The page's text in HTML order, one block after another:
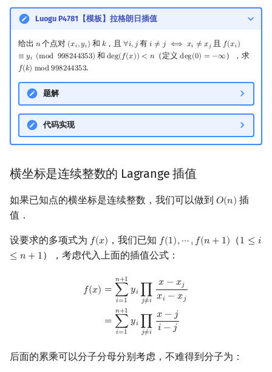
Luogu P4781【模板】拉格朗日插值
给出 𝑛
n个点对 (𝑥𝑖,𝑦𝑖)
(xi,yi) 和 𝑘
k，且∀𝑖,𝑗
∀i,j 有𝑖 ≠ 𝑗 ⟺ 𝑥𝑖 ≠ 𝑥𝑗
i ≠j⟺xi≠x j 且 𝑓(𝑥𝑖)
≡ 𝑦𝑖 (mod 998244353)
f(xi)≡
和deg(𝑓(𝑥)) < 𝑛
deg(f(x))< n （定义deg(0) = −∞
deg(0) =− ∞ ），求
𝑓(𝑘) mod998244353
f(k)mod998244353 .
题解
代码实现
横坐标是连续整数的 Lagrange 插值
如果已知点的横坐标是连续整数，我们可以做到 𝑂(𝑛)
O(n) 插
值．
设要求的多项式为 𝑓(𝑥)
f(x) ，我们已知 𝑓(1),⋯,𝑓(𝑛 + 1)
f(1),⋯,f ( n+1) （1 ≤ 𝑖
≤ 𝑛 + 1
1 ≤i≤ n
），考虑代入上面的插值公式：
𝑓(𝑥) =
𝑛+1
∑
𝑖=1
𝑦𝑖 ∏
𝑗≠𝑖
𝑥 −𝑥𝑗
𝑥𝑖 −𝑥𝑗
=
𝑛+1
∑
𝑖=1
𝑦𝑖 ∏
𝑗≠𝑖
𝑥 −𝑗
𝑖 −𝑗
x−x −xj= ∑i=1n+1
后面的累乘可以分子分母分别考虑，不难得到分子为：